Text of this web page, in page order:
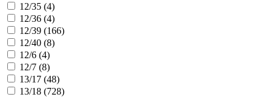
12/35 (4)
12/36 (4)
12/39 (166)
12/40 (8)
12/6 (4)
12/7 (8)
13/17 (48)
13/18 (728)